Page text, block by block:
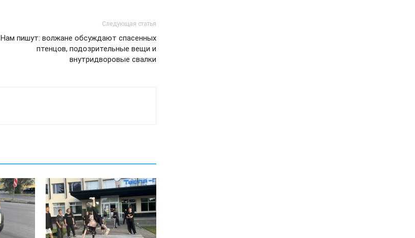
Следующая статья
Нам пишут: волжане обсуждают спасенных
птенцов, подозрительные вещи и
внутридворовые свалки